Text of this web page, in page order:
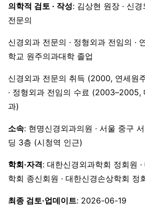
의학적 검토 · 작성: 김상현 원장 · 신경
전문의
신경외과 전문의 · 정형외과 전임의 ·
학교 원주의과대학 졸업
신경외과 전문의 취득 (2000, 연세원
· 정형외과 전임의 수료 (2003–2005,
과)
소속: 현명신경외과의원 · 서울 중구
딩 3층 (시청역 인근)
학회·자격: 대한신경외과학회 정회원
학회 종신회원 · 대한신경손상학회 정
최종 검토·업데이트: 2026-06-19